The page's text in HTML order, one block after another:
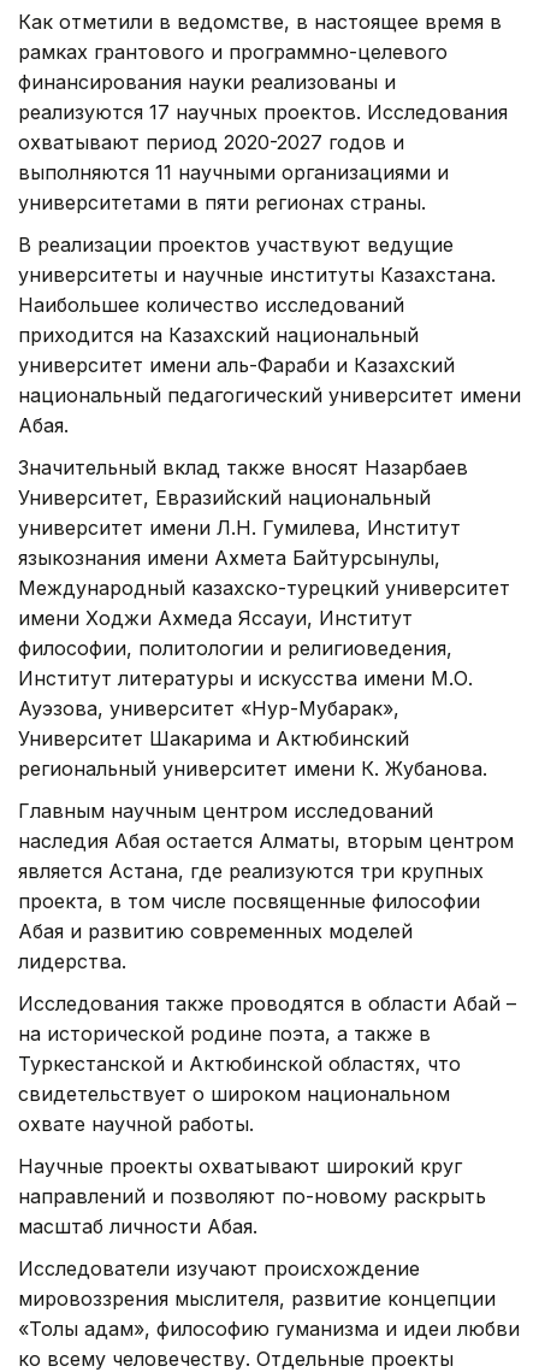
Как отметили в ведомстве, в настоящее время в
рамках грантового и программно-целевого
финансирования науки реализованы и
реализуются 17 научных проектов. Исследования
охватывают период 2020-2027 годов и
выполняются 11 научными организациями и
университетами в пяти регионах страны.
В реализации проектов участвуют ведущие
университеты и научные институты Казахстана.
Наибольшее количество исследований
приходится на Казахский национальный
университет имени аль-Фараби и Казахский
национальный педагогический университет имени
Абая.
Значительный вклад также вносят Назарбаев
Университет, Евразийский национальный
университет имени Л.Н. Гумилева, Институт
языкознания имени Ахмета Байтурсынулы,
Международный казахско-турецкий университет
имени Ходжи Ахмеда Яссауи, Институт
философии, политологии и религиоведения,
Институт литературы и искусства имени М.О.
Ауэзова, университет «Нур-Мубарак»,
Университет Шакарима и Актюбинский
региональный университет имени К. Жубанова.
Главным научным центром исследований
наследия Абая остается Алматы, вторым центром
является Астана, где реализуются три крупных
проекта, в том числе посвященные философии
Абая и развитию современных моделей
лидерства.
Исследования также проводятся в области Абай –
на исторической родине поэта, а также в
Туркестанской и Актюбинской областях, что
свидетельствует о широком национальном
охвате научной работы.
Научные проекты охватывают широкий круг
направлений и позволяют по-новому раскрыть
масштаб личности Абая.
Исследователи изучают происхождение
мировоззрения мыслителя, развитие концепции
«Толық адам», философию гуманизма и идеи любви
ко всему человечеству. Отдельные проекты